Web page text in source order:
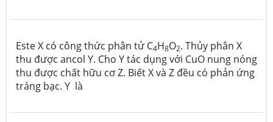
Este X có công thức phân tử C4H8O2. Thủy phân X
thu được ancol Y. Cho Y tác dụng với CuO nung nóng
thu được chất hữu cơ Z. Biết X và Z đều có phản ứng
tráng bạc. Y là